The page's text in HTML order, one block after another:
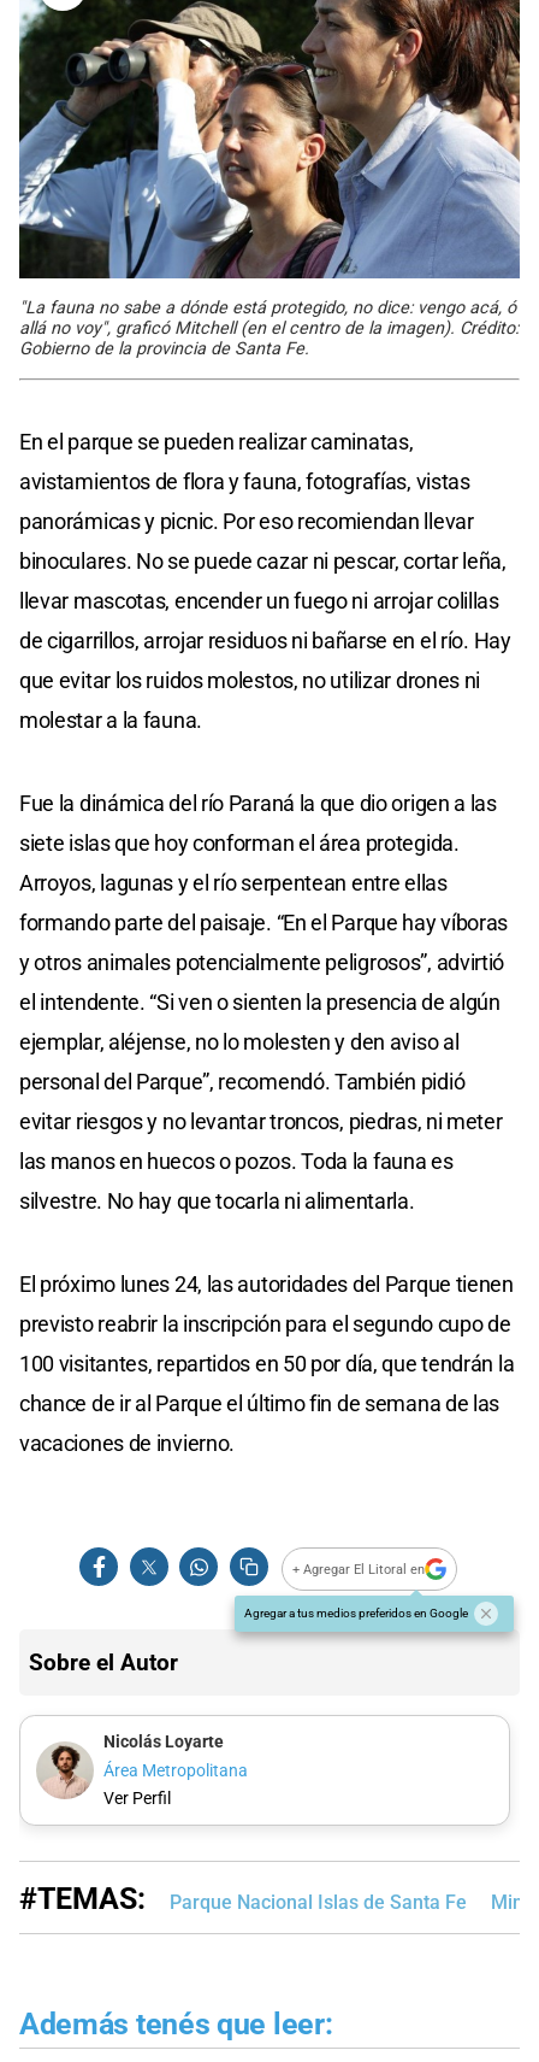
"La fauna no sabe a dónde está protegido, no dice: vengo acá, ó
allá no voy", graficó Mitchell (en el centro de la imagen). Crédito:
Gobierno de la provincia de Santa Fe.
En el parque se pueden realizar caminatas,
avistamientos de flora y fauna, fotografías, vistas
panorámicas y picnic. Por eso recomiendan llevar
binoculares. No se puede cazar ni pescar, cortar leña,
llevar mascotas, encender un fuego ni arrojar colillas
de cigarrillos, arrojar residuos ni bañarse en el río. Hay
que evitar los ruidos molestos, no utilizar drones ni
molestar a la fauna.
Fue la dinámica del río Paraná la que dio origen a las
siete islas que hoy conforman el área protegida.
Arroyos, lagunas y el río serpentean entre ellas
formando parte del paisaje. “En el Parque hay víboras
y otros animales potencialmente peligrosos”, advirtió
el intendente. “Si ven o sienten la presencia de algún
ejemplar, aléjense, no lo molesten y den aviso al
personal del Parque”, recomendó. También pidió
evitar riesgos y no levantar troncos, piedras, ni meter
las manos en huecos o pozos. Toda la fauna es
silvestre. No hay que tocarla ni alimentarla.
El próximo lunes 24, las autoridades del Parque tienen
previsto reabrir la inscripción para el segundo cupo de
100 visitantes, repartidos en 50 por día, que tendrán la
chance de ir al Parque el último fin de semana de las
vacaciones de invierno.
+ Agregar El Litoral en
Agregar a tus medios preferidos en Google
Sobre el Autor
Nicolás Loyarte
Área Metropolitana
Ver Perfil
#TEMAS: Parque Nacional Islas de Santa Fe
Además tenés que leer: